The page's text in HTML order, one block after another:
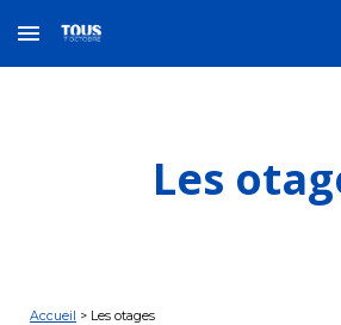
Skip to main content
Les
Accueil > Les otages